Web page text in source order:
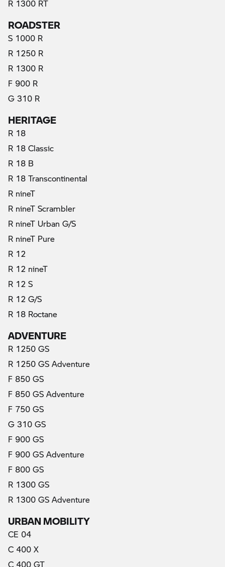
R 1300 RT
ROADSTER
S 1000 R
R 1250 R
R 1300 R
F 900 R
G 310 R
HERITAGE
R 18
R 18 Classic
R 18 B
R 18 Transcontinental
R nineT
R nineT Scrambler
R nineT Urban G/S
R nineT Pure
R 12
R 12 nineT
R 12 S
R 12 G/S
R 18 Roctane
ADVENTURE
R 1250 GS
R 1250 GS Adventure
F 850 GS
F 850 GS Adventure
F 750 GS
G 310 GS
F 900 GS
F 900 GS Adventure
F 800 GS
R 1300 GS
R 1300 GS Adventure
URBAN MOBILITY
CE 04
C 400 X
C 400 GT